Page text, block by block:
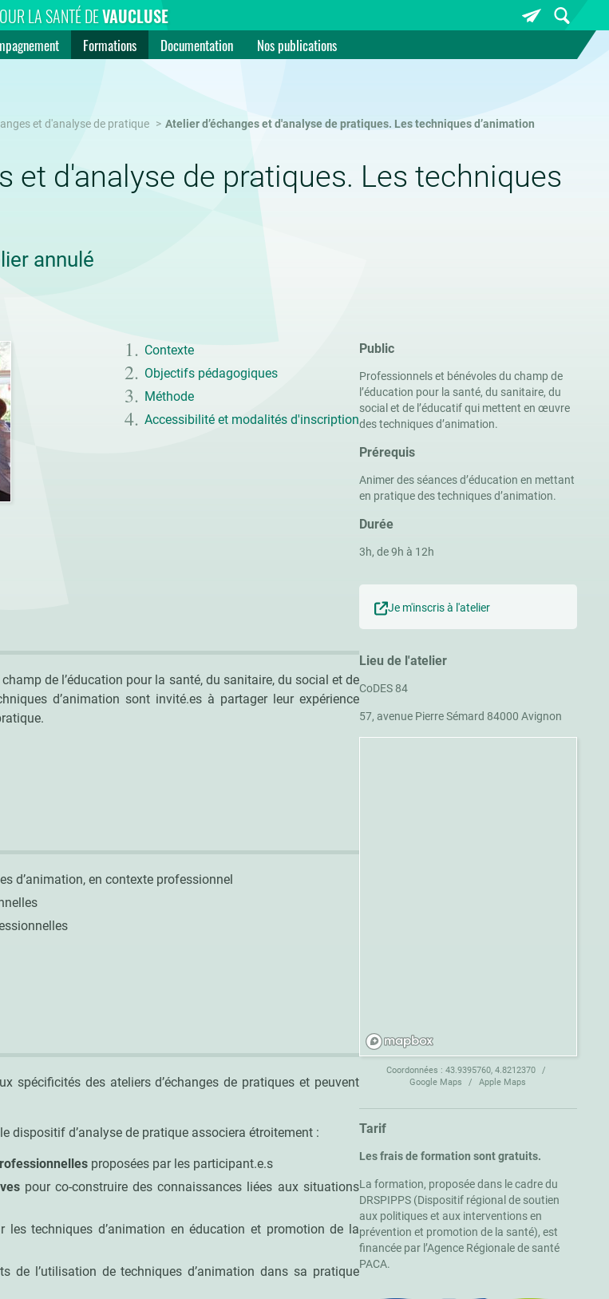
LA SANTÉ DEVAUCLUSE
Formations Documentation Nos publications
et d'analyse de pratique Atelier d’échanges et d'analyse de pratiques. Les techniques d’animation
et d'analyse de pratiques. Les techniques
annulé
Contexte
Objectifs pédagogiques
Méthode
Accessibilité et modalités d'inscription
de l’éducation pour la santé, du sanitaire, du social et de
d’animation sont invité.es à partager leur expérience
d’animation, en contexte professionnel
spécificités des ateliers d’échanges de pratiques et peuvent
dispositif d’analyse de pratique associera étroitement :
proposées par les participant.e.s
pour co-construire des connaissances liées aux situations
les techniques d’animation en éducation et promotion de la
de l’utilisation de techniques d’animation dans sa pratique
Public
Professionnels et bénévoles du champ de
l’éducation pour la santé, du sanitaire, du
social et de l’éducatif qui mettent en œuvre
des techniques d’animation.
Prérequis
Animer des séances d’éducation en mettant
en pratique des techniques d’animation.
Durée
3h, de 9h à 12h
Je m'inscris à l'atelier
Lieu de l'atelier
CoDES 84
57, avenue Pierre Sémard 84000 Avignon
Coordonnées : 43.9395760, 4.8212370
Google Maps
Apple Maps
Tarif
Les frais de formation sont gratuits.
La formation, proposée dans le cadre du
DRSPIPPS (Dispositif régional de soutien
aux politiques et aux interventions en
prévention et promotion de la santé), est
financée par l’Agence Régionale de santé
PACA.